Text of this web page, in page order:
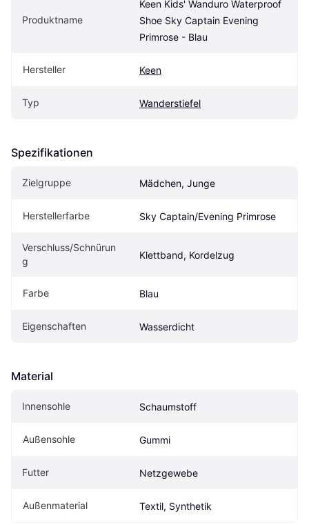
Produktname
Keen Kids' Wanduro Waterproof
Shoe Sky Captain Evening
Primrose - Blau
Hersteller Keen
Typ Wanderstiefel
Spezifikationen
Zielgruppe Mädchen, Junge
Herstellerfarbe Sky Captain/Evening Primrose
Verschluss/Schnürun
g
Klettband, Kordelzug
Farbe Blau
Eigenschaften Wasserdicht
Material
Innensohle Schaumstoff
Außensohle Gummi
Futter Netzgewebe
Außenmaterial Textil, Synthetik